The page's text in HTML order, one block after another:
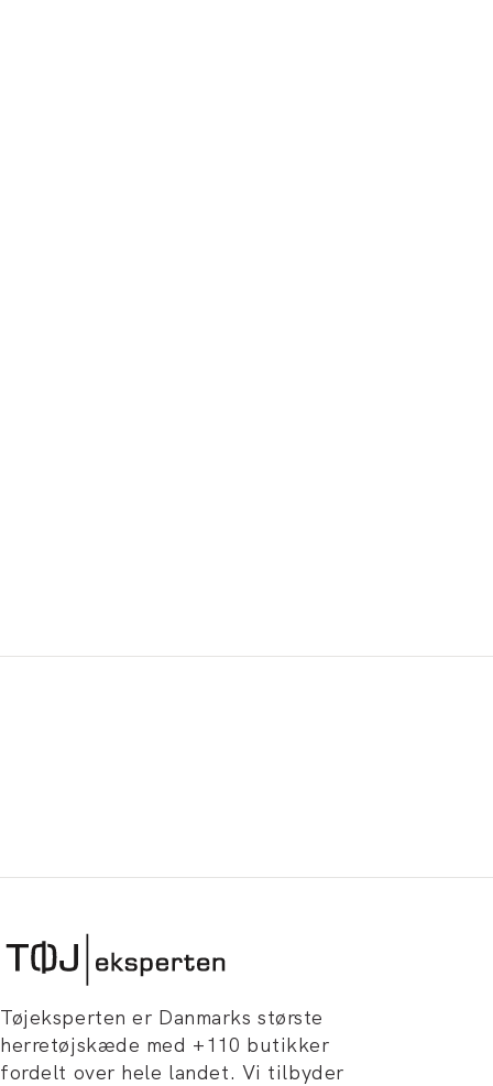
Tøjeksperten er Danmarks største
herretøjskæde med +110 butikker
fordelt over hele landet. Vi tilbyder